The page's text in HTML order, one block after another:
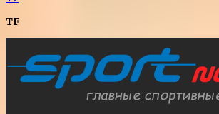
TF